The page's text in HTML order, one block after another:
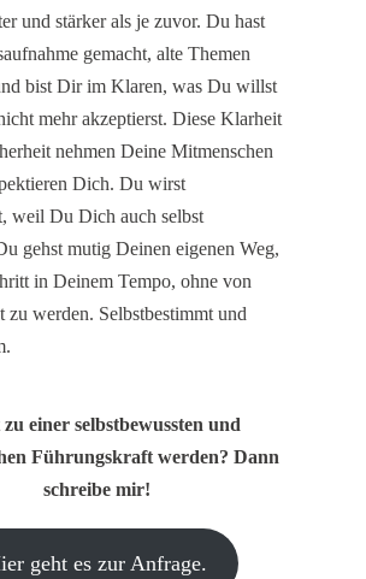
und stärker als je zuvor. Du hast
gemacht, alte Themen
bist Dir im Klaren, was Du willst
mehr akzeptierst. Diese Klarheit
nehmen Deine Mitmenschen
Dich. Du wirst
weil Du Dich auch selbst
gehst mutig Deinen eigenen Weg,
in Deinem Tempo, ohne von
zu werden. Selbstbestimmt und
einer selbstbewussten und
Führungskraft werden? Dann
schreibe mir!
geht es zur Anfrage.